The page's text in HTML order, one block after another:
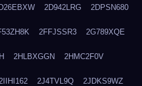
2D942LRG 2DPSN680
2FFJSSR3 2G789XQE
2HLBXGGN 2HMC2F0V
2IIHI162 2J4TVL9Q 2JDKS9WZ